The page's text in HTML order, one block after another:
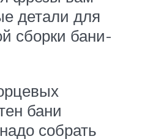
детали для
сборки бани-
бани
собрать